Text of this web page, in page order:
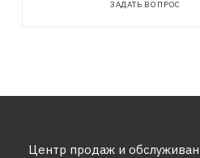
ЗАДАТЬ ВОПРОС
Центр продаж и